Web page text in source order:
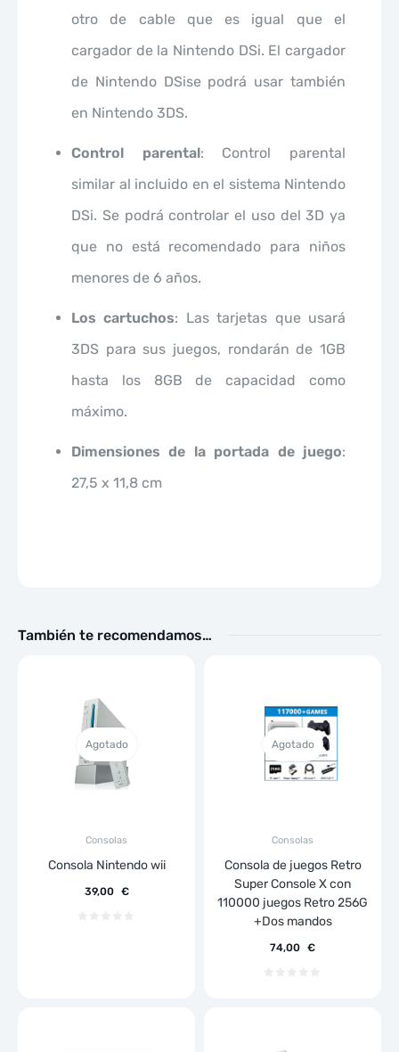
otro de cable que es igual que el
cargador de la Nintendo DSi. El cargador
de Nintendo DSise podrá usar también
en Nintendo 3DS.
Control parental: Control parental
similar al incluido en el sistema Nintendo
DSi. Se podrá controlar el uso del 3D ya
que no está recomendado para niños
menores de 6 años.
Los cartuchos: Las tarjetas que usará
3DS para sus juegos, rondarán de 1GB
hasta los 8GB de capacidad como
máximo.
Dimensiones de la portada de juego:
27,5 x 11,8 cm
También te recomendamos…
Agotado
Consolas
Consola Nintendo wii
39,00 €
Agotado
Consolas
Consola de juegos Retro
Super Console X con
110000 juegos Retro 256G
+Dos mandos
74,00 €